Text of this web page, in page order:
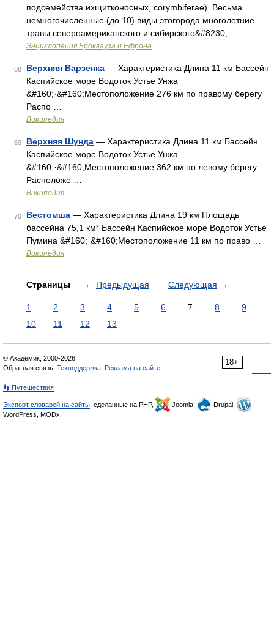
подсемейства ихщитконосных, corymbiferae). Весьма
немногочисленные (до 10) виды этогорода многолетние
травы североамериканского и сибирского&#8230; …
Энциклопедия Брокгауза и Ефрона
68 Верхняя Варзенка — Характеристика Длина 11 км Бассейн
Каспийское море Водоток Устье Унжа
&#160;·&#160;Местоположение 276 км по правому берегу
Распо …
Википедия
69 Верхняя Шунда — Характеристика Длина 11 км Бассейн
Каспийское море Водоток Устье Унжа
&#160;·&#160;Местоположение 362 км по левому берегу
Расположе …
Википедия
70 Вестомша — Характеристика Длина 19 км Площадь
бассейна 75,1 км² Бассейн Каспийское море Водоток Устье
Пумина &#160;·&#160;Местоположение 11 км по право …
Википедия
Страницы ← Предыдущая Следующая →
1 2 3 4 5 6 7 8
9
10
11 12 13
18+
© Академик, 2000-2026
Обратная связь: Техподдержка Реклама на сайте
👣 Путешествия
Экспорт словарей на сайты , сделанные на PHP, Joomla,
Drupal,
WordPress, MODx.